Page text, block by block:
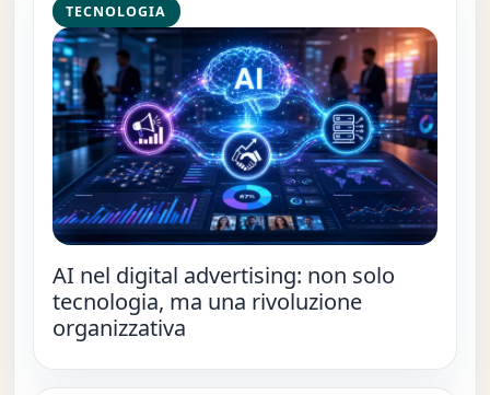
TECNOLOGIA
AI nel digital advertising: non solo
tecnologia, ma una rivoluzione
organizzativa